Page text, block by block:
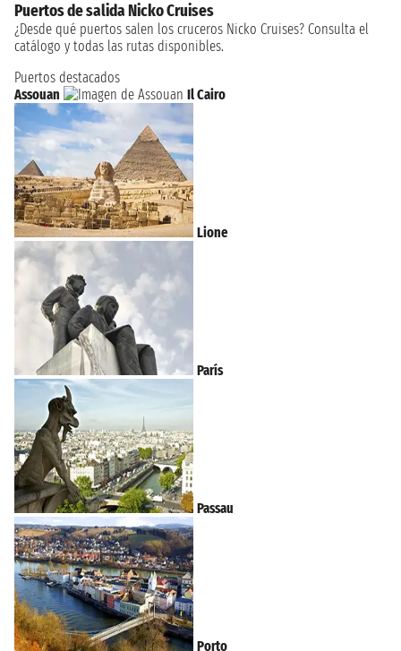
Puertos de salida Nicko Cruises
¿Desde qué puertos salen los cruceros Nicko Cruises? Consulta el
catálogo y todas las rutas disponibles.
Puertos destacados
Assouan
Il Cairo
Lione
París
Passau
Porto